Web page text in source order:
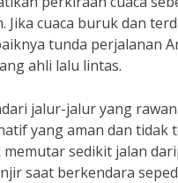
Jika cuaca buruk dan
tunda perjalanan
ahli lalu lintas.
jalur-jalur yang
yang aman dan tidak
memutar sedikit jalan
saat berkendara